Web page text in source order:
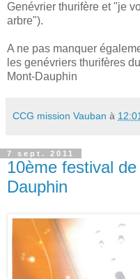
Genévrier thurifère et "je
arbre").
A ne pas manquer
les genévriers thurifères
Mont-Dauphin
CCG mission Vauban à
7 sept. 2011
10ème festival
Dauphin